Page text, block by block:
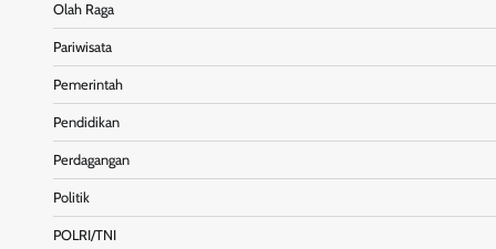
Olah Raga
Pariwisata
Pemerintah
Pendidikan
Perdagangan
Politik
POLRI/TNI